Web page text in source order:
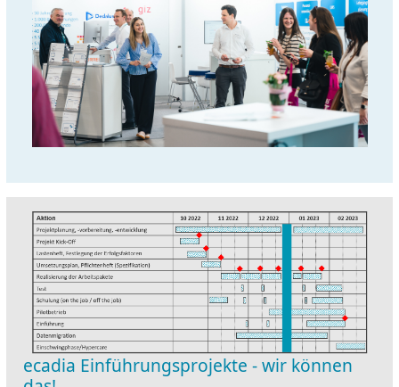
ecadia Einführungsprojekte - wir können